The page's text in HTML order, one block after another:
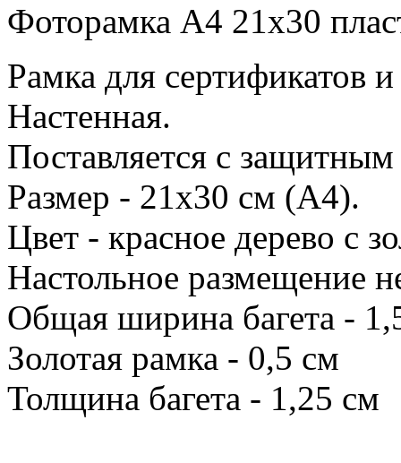
Фоторамка А4 21х30
Рамка для сертификатов
Настенная.
Поставляется с
Размер - 21х30 см (А4).
Цвет - красное дерево с
Настольное размещение
Общая ширина багета -
Золотая рамка - 0,5 см
Толщина багета - 1,25 см